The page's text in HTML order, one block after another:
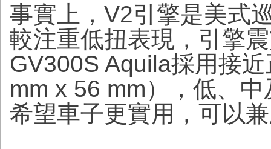
事實上，V2引擎是美式
較注重低扭表現，引擎
GV300S Aquila採用接
mm x 56 mm），低、
希望車子更實用，可以